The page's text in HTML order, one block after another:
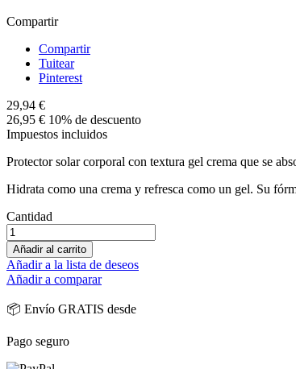
Compartir
Compartir
Tuitear
Pinterest
29,94 €
26,95 € 10% de descuento
Impuestos incluidos
Protector solar corporal con textura gel crema que se
Hidrata como una crema y refresca como un gel. Su
Cantidad
Añadir al carrito
Añadir a la lista de deseos
Añadir a comparar
📦 Envío GRATIS desde
Pago seguro